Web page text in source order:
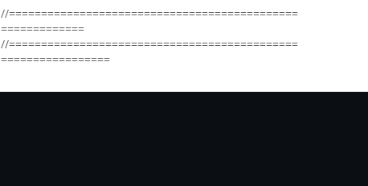
//=============================================
=============
//=============================================
=================